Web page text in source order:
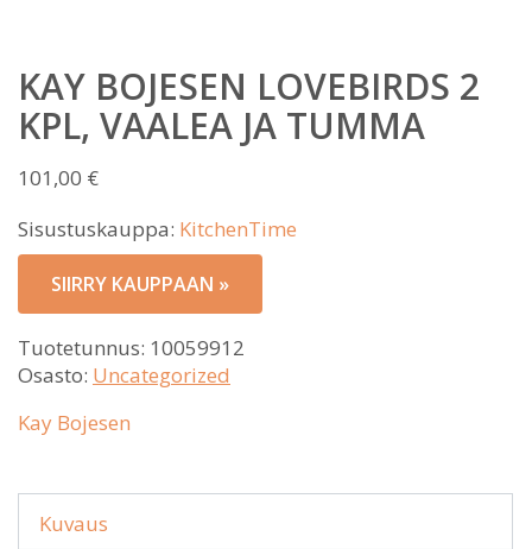
KAY BOJESEN LOVEBIRDS 2
KPL, VAALEA JA TUMMA
101,00 €
Sisustuskauppa: KitchenTime
SIIRRY KAUPPAAN »
Tuotetunnus: 10059912
Osasto: Uncategorized
Kay Bojesen
Kuvaus